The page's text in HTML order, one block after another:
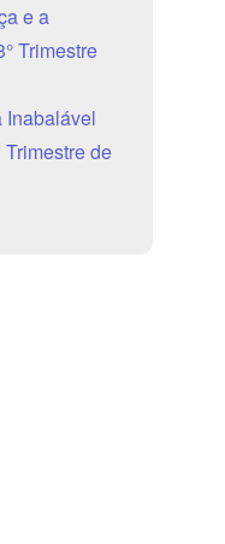
e a
Trimestre
Inabalável
de